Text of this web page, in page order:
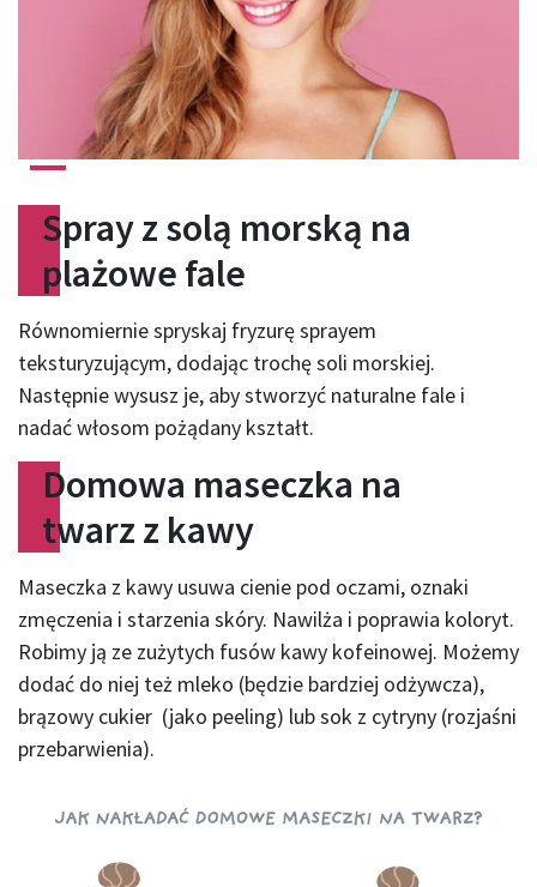
Spray z solą morską na
plażowe fale
Równomiernie spryskaj fryzurę sprayem
teksturyzującym, dodając trochę soli morskiej.
Następnie wysusz je, aby stworzyć naturalne fale i
nadać włosom pożądany kształt.
Domowa maseczka na
twarz z kawy
Maseczka z kawy usuwa cienie pod oczami, oznaki
zmęczenia i starzenia skóry. Nawilża i poprawia koloryt.
Robimy ją ze zużytych fusów kawy kofeinowej. Możemy
dodać do niej też mleko (będzie bardziej odżywcza),
brązowy cukier (jako peeling) lub sok z cytryny (rozjaśni
przebarwienia).